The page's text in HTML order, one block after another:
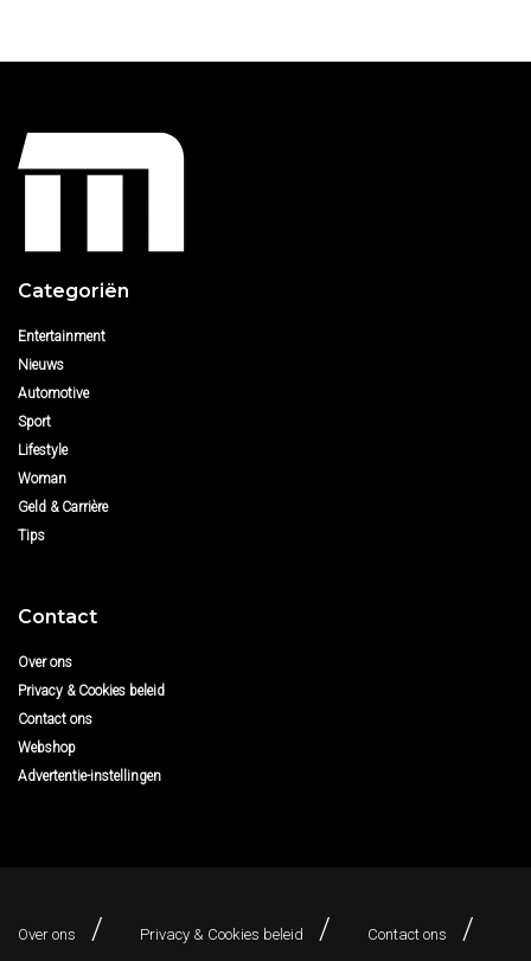
Categoriën
Entertainment
Nieuws
Automotive
Sport
Lifestyle
Woman
Geld & Carrière
Tips
Contact
Over ons
Privacy & Cookies beleid
Contact ons
Webshop
Advertentie-instellingen
Over ons Privacy & Cookies beleid Contact ons